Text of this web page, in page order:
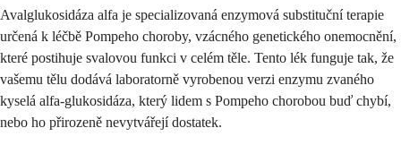
Avalglukosidáza alfa je specializovaná enzymová substituční terapie
určená k léčbě Pompeho choroby, vzácného genetického onemocnění,
které postihuje svalovou funkci v celém těle. Tento lék funguje tak, že
vašemu tělu dodává laboratorně vyrobenou verzi enzymu zvaného
kyselá alfa-glukosidáza, který lidem s Pompeho chorobou buď chybí,
nebo ho přirozeně nevytvářejí dostatek.